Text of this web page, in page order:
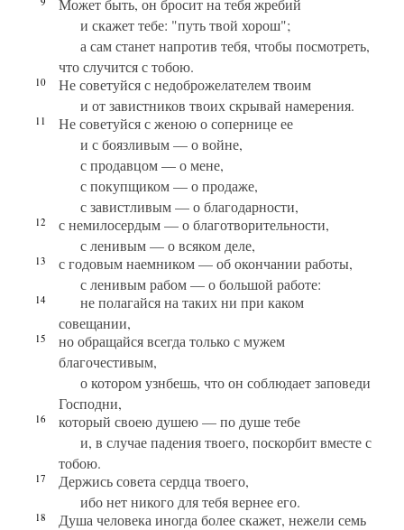
Может быть, он бросит на тебя жребий
и скажет тебе: "путь твой хорош";
а сам станет напротив тебя, чтобы посмотреть,
что случится с тобою.
10
Не советуйся с недоброжелателем твоим
и от завистников твоих скрывай намерения.
11
Не советуйся с женою о сопернице ее
и с боязливым — о войне,
с продавцом — о мене,
с покупщиком — о продаже,
с завистливым — о благодарности,
12
с немилосердым — о благотворительности,
с ленивым — о всяком деле,
13
с годовым наемником — об окончании работы,
с ленивым рабом — о большой работе:
14
не полагайся на таких ни при каком
совещании,
15
но обращайся всегда только с мужем
благочестивым,
о котором узнбешь, что он соблюдает заповеди
Господни,
16
который своею душею — по душе тебе
и, в случае падения твоего, поскорбит вместе с
тобою.
17
Держись совета сердца твоего,
ибо нет никого для тебя вернее его.
18
Душа человека иногда более скажет, нежели семь